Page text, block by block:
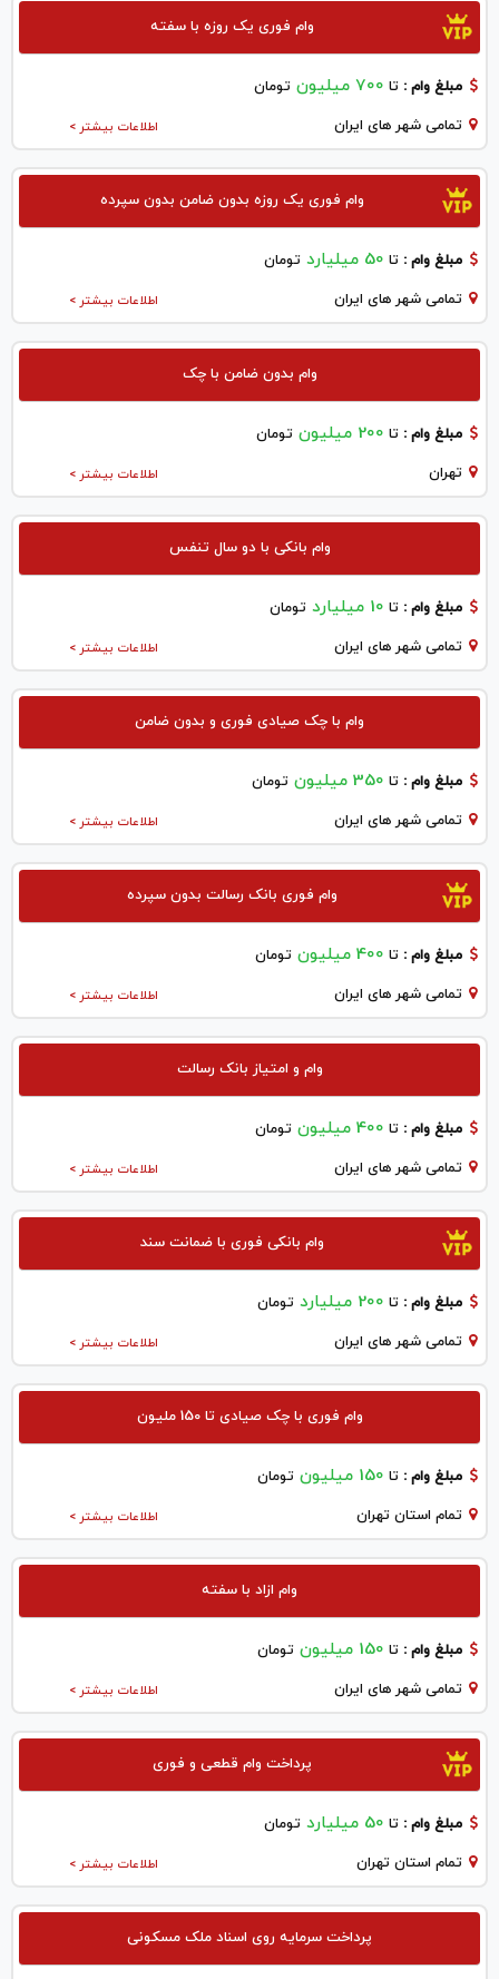
وام فوری یک روزه با سفته
مبلغ وام : تا 700 میلیون تومان
اطلاعات بیشتر > تمامی شهر های ایران
وام فوری یک روزه بدون ضامن بدون سپرده
مبلغ وام : تا 50 میلیارد تومان
اطلاعات بیشتر > تمامی شهر های ایران
وام بدون ضامن با چک
مبلغ وام : تا 200 میلیون تومان
اطلاعات بیشتر > تهران
وام بانکی با دو سال تنفس
مبلغ وام : تا 10 میلیارد تومان
اطلاعات بیشتر > تمامی شهر های ایران
وام با چک صیادی فوری و بدون ضامن
مبلغ وام : تا 350 میلیون تومان
اطلاعات بیشتر > تمامی شهر های ایران
وام فوری بانک رسالت بدون سپرده
مبلغ وام : تا 400 میلیون تومان
اطلاعات بیشتر > تمامی شهر های ایران
وام و امتیاز بانک رسالت
مبلغ وام : تا 400 میلیون تومان
اطلاعات بیشتر > تمامی شهر های ایران
وام بانکی فوری با ضمانت سند
مبلغ وام : تا 200 میلیارد تومان
اطلاعات بیشتر > تمامی شهر های ایران
وام فوری با چک صیادی تا 150 ملیون
مبلغ وام : تا 150 میلیون تومان
اطلاعات بیشتر > تمام استان تهران
وام ازاد با سفته
مبلغ وام : تا 150 میلیون تومان
اطلاعات بیشتر > تمامی شهر های ایران
پرداخت وام قطعی و فوری
مبلغ وام : تا 50 میلیارد تومان
اطلاعات بیشتر > تمام استان تهران
پرداخت سرمایه روی اسناد ملک مسکونی